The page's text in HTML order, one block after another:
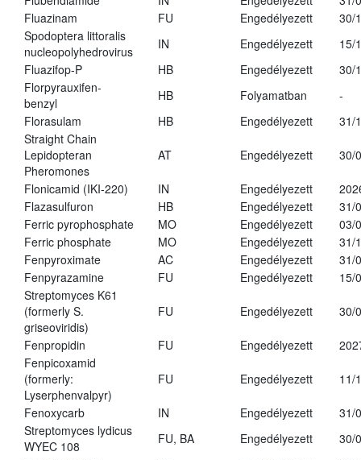
Fluazinam
FU Engedélyezett
30/
Spodoptera littoralis
nucleopolyhedrovirus
IN Engedélyezett
15/
Fluazifop-P
HB Engedélyezett
30/
Florpyrauxifen-
benzyl
HB Folyamatban
-
Florasulam
HB Engedélyezett
31/
Straight Chain
Lepidopteran
Pheromones
AT Engedélyezett 30/
Flonicamid (IKI-220) IN Engedélyezett
Flazasulfuron
HB Engedélyezett
31/
Ferric pyrophosphate
MO Engedélyezett
03/
Ferric phosphate
MO Engedélyezett
31/
Fenpyroximate
AC Engedélyezett
31/
Fenpyrazamine
FU Engedélyezett
15/
Streptomyces K61
(formerly S.
griseoviridis)
FU Engedélyezett 30/
Fenpropidin FU Engedélyezett
Fenpicoxamid
(formerly:
Lyserphenvalpyr)
FU Engedélyezett 11/
Fenoxycarb IN Engedélyezett
31/
Streptomyces lydicus
WYEC 108
FU, BA Engedélyezett
30/